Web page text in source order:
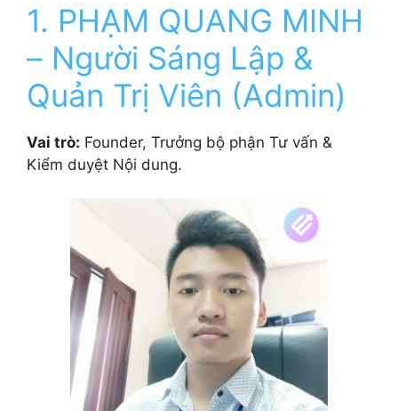
1. PHẠM QUANG MINH
– Người Sáng Lập &
Quản Trị Viên (Admin)
Vai trò: Founder, Trưởng bộ phận Tư vấn &
Kiểm duyệt Nội dung.